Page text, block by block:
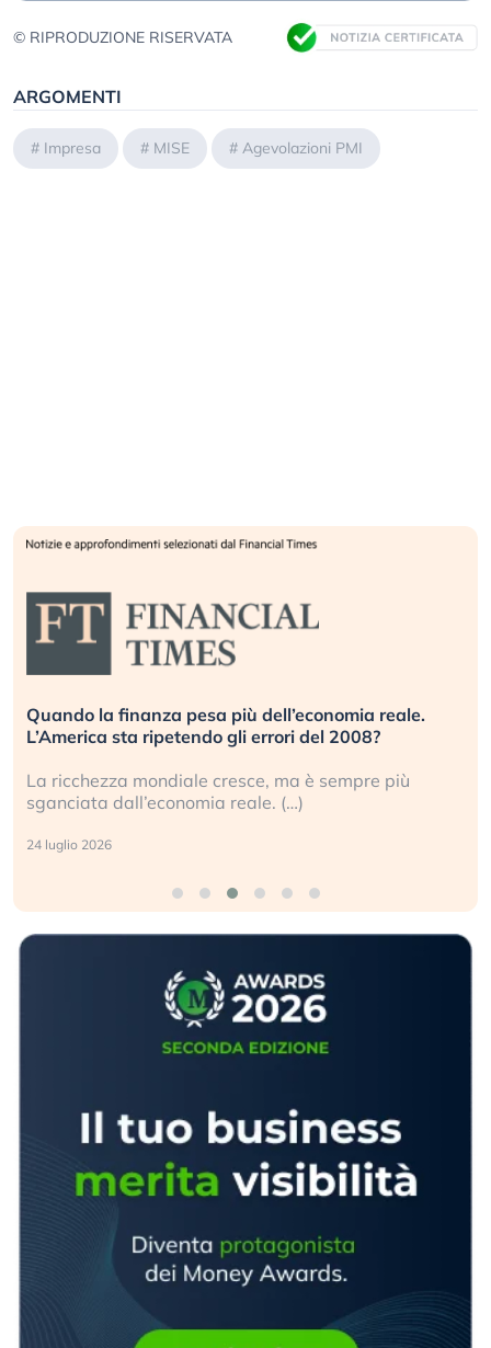
© RIPRODUZIONE RISERVATA
ARGOMENTI
# Impresa # MISE # Agevolazioni PMI
Quando la finanza pesa più dell’economia reale.
L’America sta ripetendo gli errori del 2008?
La ricchezza mondiale cresce, ma è sempre più
sganciata dall’economia reale. (…)
24 luglio 2026